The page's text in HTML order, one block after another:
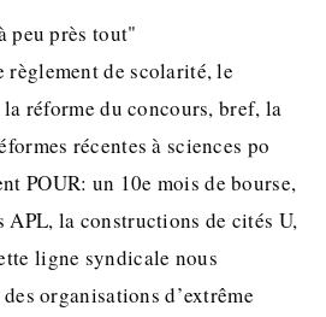
peu près tout"
règlement de scolarité, le
réforme du concours, bref, la
récentes à sciences po
POUR: un 10e mois de bourse,
APL, la constructions de cités U,
ligne syndicale nous
organisations d’extrême